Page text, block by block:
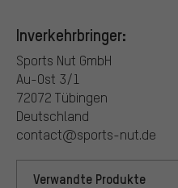
Inverkehrbringer:
Sports Nut GmbH
Au-Ost 3/1
72072 Tübingen
Deutschland
contact@sports-nut.de
Verwandte Produkte